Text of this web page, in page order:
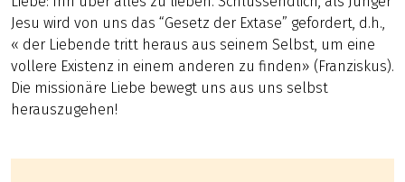
Jesu wird von uns das “Gesetz der Extase” gefordert, d.h.,
« der Liebende tritt heraus aus seinem Selbst, um eine
vollere Existenz in einem anderen zu finden» (Franziskus).
Die missionäre Liebe bewegt uns aus uns selbst
herauszugehen!